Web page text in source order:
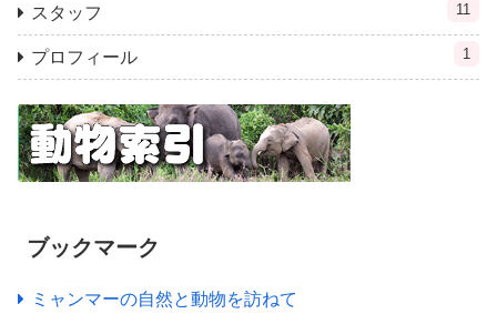
スタッフ 11
プロフィール 1
ブックマーク
ミャンマーの自然と動物を訪ねて